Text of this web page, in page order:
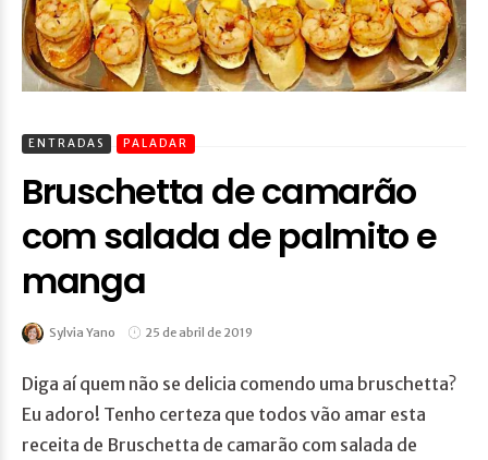
ENTRADAS PALADAR
Bruschetta de camarão
com salada de palmito e
manga
Sylvia Yano 25 de abril de 2019
Diga aí quem não se delicia comendo uma bruschetta?
Eu adoro! Tenho certeza que todos vão amar esta
receita de Bruschetta de camarão com salada de